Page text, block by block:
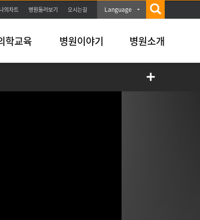
나의차트 병원둘러보기 오시는길 Language
학교육 병원이야기 병원소개